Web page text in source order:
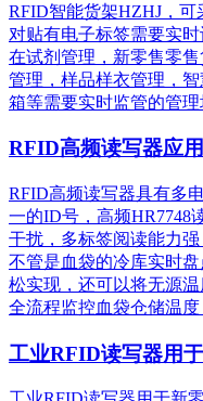
RFID智能货架HZHJ，可
对贴有电子标签需要实
在试剂管理，新零售零
管理，样品样衣管理，
箱等需要实时监管的管理
RFID高频读写器应
RFID高频读写器具有多
一的ID号，高频HR7748
干扰，多标签阅读能力
不管是血袋的冷库实时
松实现，还可以将无源
全流程监控血袋仓储温度
工业RFID读写器用